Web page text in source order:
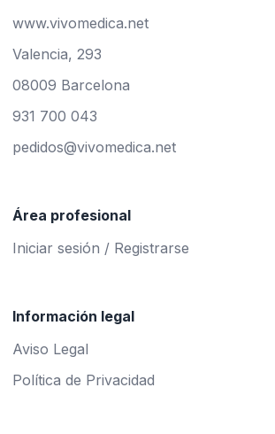
www.vivomedica.net
Valencia, 293
08009 Barcelona
931 700 043
pedidos@vivomedica.net
Área profesional
Iniciar sesión / Registrarse
Información legal
Aviso Legal
Política de Privacidad